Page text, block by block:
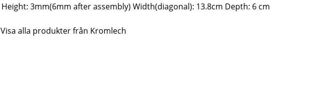
Height: 3mm(6mm after assembly) Width(diagonal): 13.8cm Depth: 6 cm
Visa alla produkter från Kromlech